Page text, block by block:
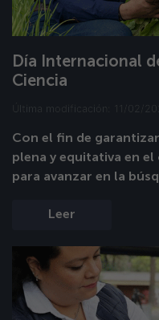
Día Internacional
Ciencia
Última modificación: 11/02/
Con el fin de
plena y equitativa en el
para avanzar en la
Leer